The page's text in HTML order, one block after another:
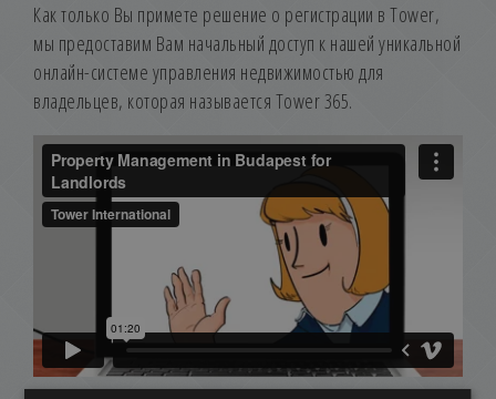
Как только Вы примете решение о регистрации в Tower,
мы предоставим Вам начальный доступ к нашей уникальной
онлайн-системе управления недвижимостью для
владельцев, которая называется Tower 365.